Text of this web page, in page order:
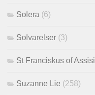
Solera (6)
Solvarelser (3)
St Franciskus of Assisi
Suzanne Lie (258)